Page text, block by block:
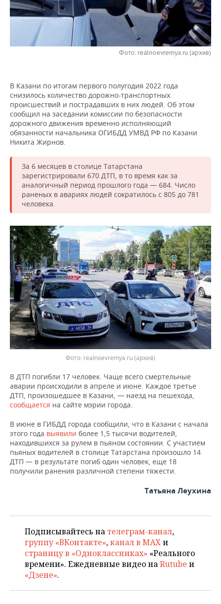
НЕФТЕХИМИЯ
НЕФТЬ
ОПК
РОЗНИЧНАЯ ТОРГОВЛЯ
ТРАНСПОРТ
НОВОСТИ ТЕХНОЛОГИЙ
ТЕЛЕКОММУНИКАЦИИ
МЕРОПРИЯТИЯ
НОВОСТИ МЕРОПРИЯТИЙ
БИЗНЕС-БРАНЧИ
ONLINE-КОНФЕРЕНЦИИ
ОТКРЫТАЯ ЛЕКЦИЯ
СПОРТ
ФУТБОЛ
ХОККЕЙ
БАСКЕТБОЛ
ВОЛЕЙБОЛ
КИБЕРСПОРТ
ФИГУРНОЕ КАТАНИЕ
ХОККЕЙ С МЯЧОМ
НОВОСТИ ОБЩЕСТВА
ВЛАСТЬ
ИНФРАСТРУКТУРА
ИСТОРИЯ
КУЛЬТУРА
МЕДИЦИНА
ПРОИСШЕСТВИЯ
ФОТОГАЛЕРЕЯ
СЮЖЕТЫ
СПРАВОЧНИК
СПИСОК ПЕРСОН
СПИСОК КОМПАНИЙ
ПОЛНАЯ ВЕРСИЯ
Фото: realnoevremya.ru (архив)
В Казани по итогам первого полугодия 2022 года
снизилось количество дорожно-транспортных
происшествий и пострадавших в них людей. Об этом
сообщил на заседании комиссии по безопасности
дорожного движения временно исполняющий
обязанности начальника ОГИБДД УМВД РФ по Казани
Никита Жирнов.
За 6 месяцев в столице Татарстана
зарегистрировали 670 ДТП, в то время как за
аналогичный период прошлого года — 684. Число
раненых в авариях людей сократилось с 805 до 781
человека.
Фото: realnoevremya.ru (архив)
В ДТП погибли 17 человек. Чаще всего смертельные
аварии происходили в апреле и июне. Каждое третье
ДТП, произошедшее в Казани, — наезд на пешехода,
сообщается на сайте мэрии города.
В июне в ГИБДД города сообщили, что в Казани с начала
этого года выявили более 1,5 тысячи водителей,
находившихся за рулем в пьяном состоянии. С участием
пьяных водителей в столице Татарстана произошло 14
ДТП — в результате погиб один человек, еще 18
получили ранения различной степени тяжести.
Татьяна Леухина
Подписывайтесь на телеграм-канал,
группу «ВКонтакте»,канал в MAXи
страницу в «Одноклассниках» «Реального
времени». Ежедневные видео наRutube и
«Дзене».